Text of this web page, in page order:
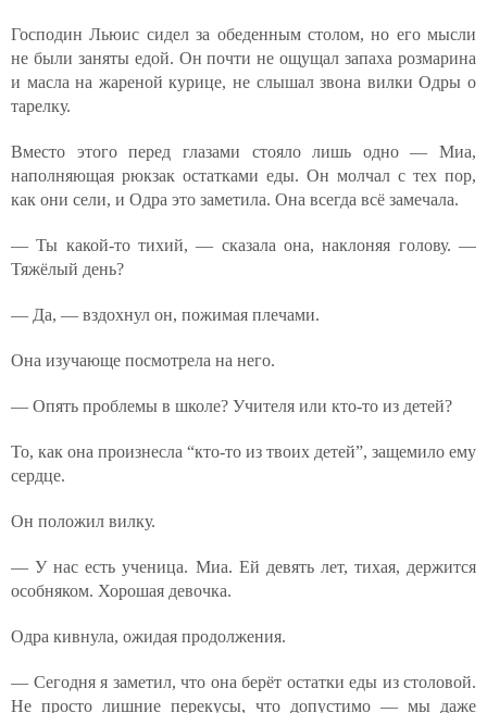
Господин Льюис сидел за обеденным столом, но его мысли
не были заняты едой. Он почти не ощущал запаха розмарина
и масла на жареной курице, не слышал звона вилки Одры о
тарелку.
Вместо этого перед глазами стояло лишь одно — Миа,
наполняющая рюкзак остатками еды. Он молчал с тех пор,
как они сели, и Одра это заметила. Она всегда всё замечала.
— Ты какой-то тихий, — сказала она, наклоняя голову. —
Тяжёлый день?
— Да, — вздохнул он, пожимая плечами.
Она изучающе посмотрела на него.
— Опять проблемы в школе? Учителя или кто-то из детей?
То, как она произнесла “кто-то из твоих детей”, защемило ему
сердце.
Он положил вилку.
— У нас есть ученица. Миа. Ей девять лет, тихая, держится
особняком. Хорошая девочка.
Одра кивнула, ожидая продолжения.
— Сегодня я заметил, что она берёт остатки еды из столовой.
Не просто лишние перекусы, что допустимо — мы даже